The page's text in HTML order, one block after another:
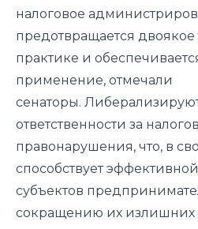
налоговое
предотвращается
практике и
применение, отмечали
сенаторы.
ответственности за
правонарушения, что, в
способствует
субъектов
сокращению их излишних